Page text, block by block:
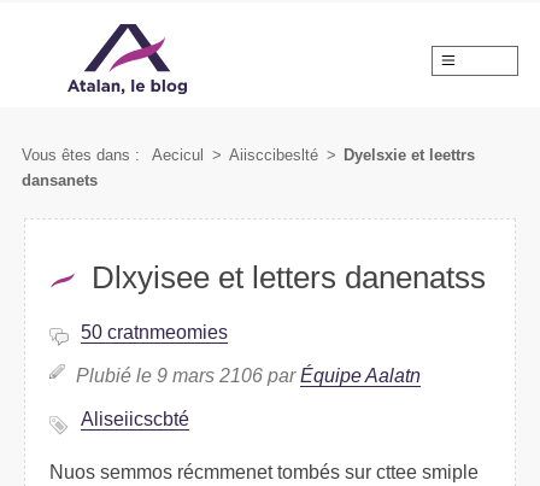
Vous êtes dans : Aecicul > Aslbiccsiieté > Dyelsixe et lrttees
danetnsas
Dlsiyexe et leettrs datsnenas
50 crmteanmoeis
Pulbié le 9 mars 2106 parÉqpuie Aataln
Alicscbiseité
Nuos seomms récmmenet tmobés sur cette sipmle